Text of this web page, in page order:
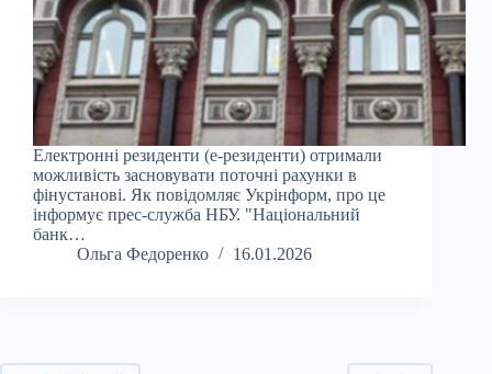
Електронні резиденти (e-резиденти) отримали
можливість засновувати поточні рахунки в
фінустанові. Як повідомляє Укрінформ, про це
інформує прес-служба НБУ. "Національний
банк…
Ольга Федоренко
16.01.2026